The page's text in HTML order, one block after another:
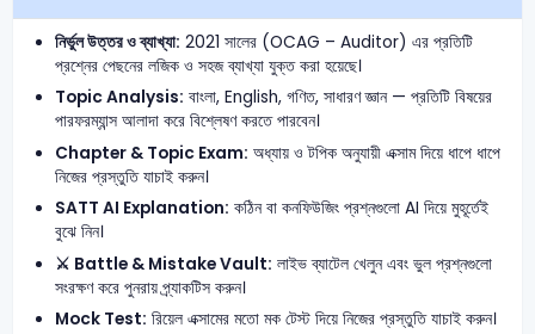
নির্ভুল উত্তর ও ব্যাখ্যা: 2021 সালের (OCAG – Auditor) এর প্রতিটি
প্রশ্নের পেছনের লজিক ও সহজ ব্যাখ্যা যুক্ত করা হয়েছে।
Topic Analysis: বাংলা, English, গণিত, সাধারণ জ্ঞান — প্রতিটি বিষয়ের
পারফরম্যান্স আলাদা করে বিশ্লেষণ করতে পারবেন।
Chapter & Topic Exam: অধ্যায় ও টপিক অনুযায়ী এক্সাম দিয়ে ধাপে ধাপে
নিজের প্রস্তুতি যাচাই করুন।
SATT AI Explanation: কঠিন বা কনফিউজিং প্রশ্নগুলো AI দিয়ে মুহূর্তেই
বুঝে নিন।
⚔️ Battle & Mistake Vault: লাইভ ব্যাটেল খেলুন এবং ভুল প্রশ্নগুলো
সংরক্ষণ করে পুনরায় প্র্যাকটিস করুন।
Mock Test: রিয়েল এক্সামের মতো মক টেস্ট দিয়ে নিজের প্রস্তুতি যাচাই করুন।